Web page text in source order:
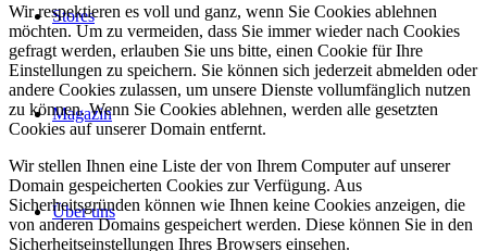
Stores
Magazin
Über uns
Wir respektieren es voll und ganz, wenn Sie Cookies ablehnen
möchten. Um zu vermeiden, dass Sie immer wieder nach Cookies
gefragt werden, erlauben Sie uns bitte, einen Cookie für Ihre
Einstellungen zu speichern. Sie können sich jederzeit abmelden oder
andere Cookies zulassen, um unsere Dienste vollumfänglich nutzen
zu können. Wenn Sie Cookies ablehnen, werden alle gesetzten
Cookies auf unserer Domain entfernt.
Wir stellen Ihnen eine Liste der von Ihrem Computer auf unserer
Domain gespeicherten Cookies zur Verfügung. Aus
Sicherheitsgründen können wie Ihnen keine Cookies anzeigen, die
von anderen Domains gespeichert werden. Diese können Sie in den
Sicherheitseinstellungen Ihres Browsers einsehen.